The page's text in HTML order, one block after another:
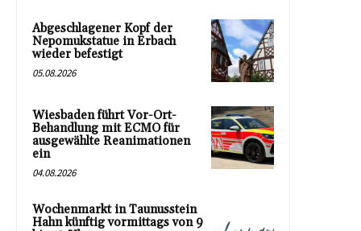
Abgeschlagener Kopf der
Nepomukstatue in Erbach
wieder befestigt
05.08.2026
Wiesbaden führt Vor-Ort-
Behandlung mit ECMO für
ausgewählte Reanimationen
ein
04.08.2026
Wochenmarkt in Taunusstein
Hahn künftig vormittags von 9